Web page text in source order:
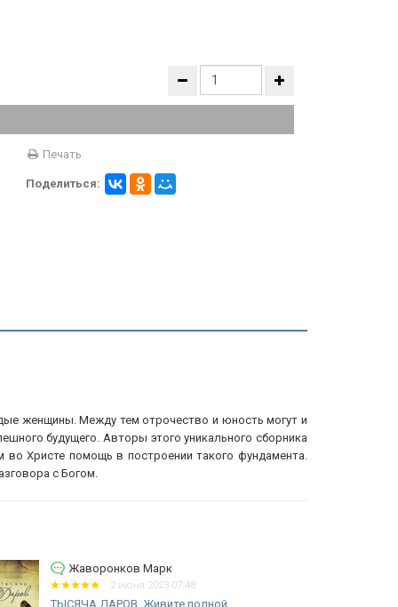
Печать
Поделиться:
женщины. Между тем отрочество и юность могут и
будущего. Авторы этого уникального сборника
Христе помощь в построении такого фундамента.
с Богом.
Марк
2023 07:48
Живите полной